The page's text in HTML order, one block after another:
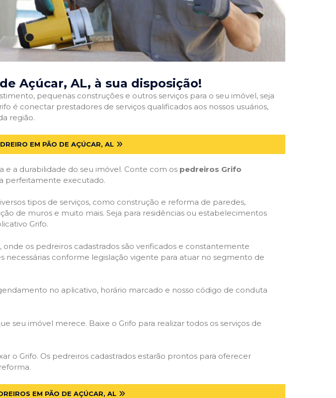
Açúcar, AL, à sua disposição!
pequenas construções e outros serviços para o seu imóvel, seja
é conectar prestadores de serviços qualificados aos nossos usuários,
região.
EM PÃO DE AÇÚCAR, AL
e a durabilidade do seu imóvel. Conte com os pedreiros Grifo
perfeitamente executado.
tipos de serviços, como construção e reforma de paredes,
de muros e muito mais. Seja para residências ou estabelecimentos
Grifo.
os pedreiros cadastrados são verificados e constantemente
necessárias conforme legislação vigente para atuar no segmento de
no aplicativo, horário marcado e nosso código de conduta
seu imóvel merece. Baixe o Grifo para realizar todos os serviços de
o Grifo. Os pedreiros cadastrados estarão prontos para oferecer
EM PÃO DE AÇÚCAR, AL